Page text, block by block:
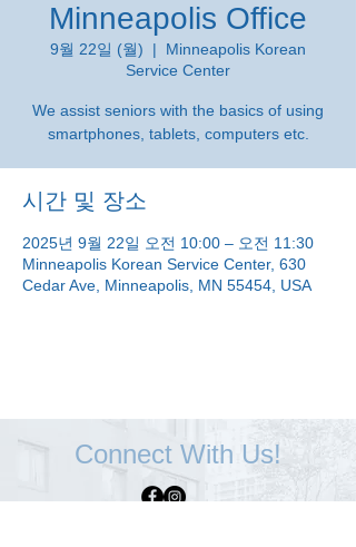
Minneapolis Office
9월 22일 (월)
  |
Minneapolis Korean
Service Center
We assist seniors with the basics of using
smartphones, tablets, computers etc.
시간 및 장소
2025년 9월 22일 오전 10:00 – 오전 11:30
Minneapolis Korean Service Center, 630
Cedar Ave, Minneapolis, MN 55454, USA
Connect With Us!